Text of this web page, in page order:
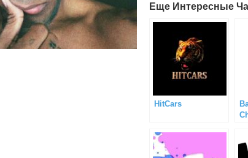
Еще Интересные
HitCars